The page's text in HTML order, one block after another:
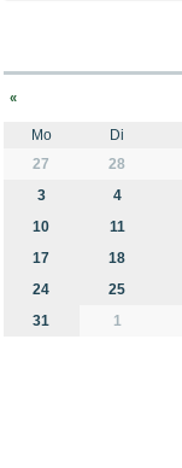
«
month-8
Mo Di
27
28
3
4
10
11
17
18
24
25
31
1